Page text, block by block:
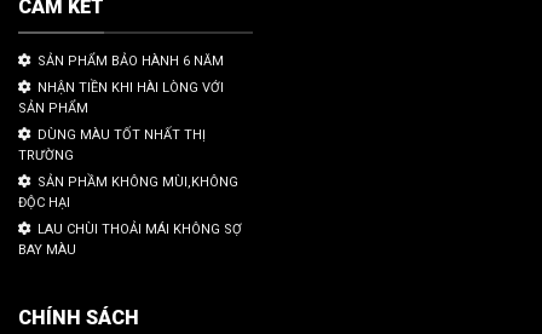
CAM KẾT
SẢN PHẨM BẢO HÀNH 6 NĂM
NHẬN TIỀN KHI HÀI LÒNG VỚI
SẢN PHẨM
DÙNG MÀU TỐT NHẤT THỊ
TRƯỜNG
SẢN PHẦM KHÔNG MÙI,KHÔNG
ĐỘC HẠI
LAU CHÙI THOẢI MÁI KHÔNG SỢ
BAY MÀU
CHÍNH SÁCH